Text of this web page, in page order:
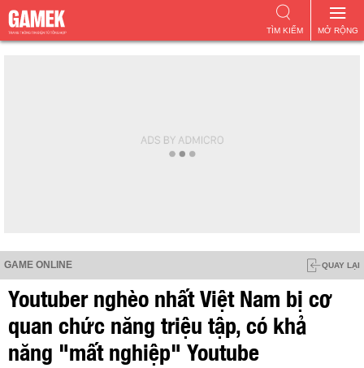
MỞ RỘNG
TÌM KIẾM
GAME ONLINE QUAY LẠI
Youtuber nghèo nhất Việt Nam bị cơ
quan chức năng triệu tập, có khả
năng "mất nghiệp" Youtube